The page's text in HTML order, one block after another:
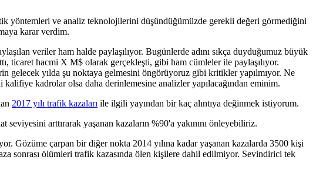
yöntemleri ve analiz teknolojilerini düşündüğümüzde gerekli değeri görmediğini
karar verdim.
veriler ham halde paylaşılıyor. Bugünlerde adını sıkça duyduğumuz büyük
ticaret hacmi X M$ olarak gerçekleşti, gibi ham cümleler ile paylaşılıyor.
gelecek yılda şu noktaya gelmesini öngörüyoruz gibi kritikler yapılmıyor. Ne
kadrolar olsa daha derinlemesine analizler yapılacağından eminim.
2017 yılı trafik kazaları ile ilgili yayından bir kaç alıntıya değinmek istiyorum.
arttırarak yaşanan kazaların %90'a yakınını önleyebiliriz.
Gözüme çarpan bir diğer nokta 2014 yılına kadar yaşanan kazalarda 3500 kişi
sonrası ölümleri trafik kazasında ölen kişilere dahil edilmiyor. Sevindirici tek